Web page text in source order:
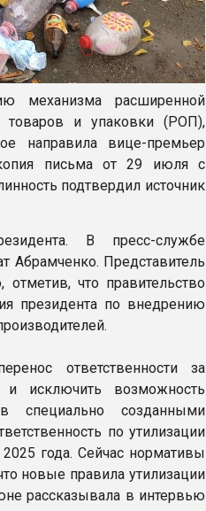
механизма расширенной
товаров и упаковки (РОП),
направила вице-премьер
письма от 29 июля с
подтвердил источник
В пресс-службе
Абрамченко. Представитель
что правительство
президента по внедрению
ответственности за
и исключить возможность
специально созданными
по утилизации
года. Сейчас нормативы
новые правила утилизации
рассказывала в интервью